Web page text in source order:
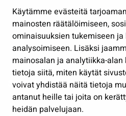
Käytämme evästeitä
mainosten räätälöimiseen,
ominaisuuksien tukemiseen
analysoimiseen. Lisäksi
mainosalan ja analytiikka-
tietoja siitä, miten käytät
voivat yhdistää näitä tietoja
antanut heille tai joita on
heidän palvelujaan.
Työ ja yrittäminen
Osallistu ja asioi
Näytä omat evästeasetukseni
Seuraa meitä